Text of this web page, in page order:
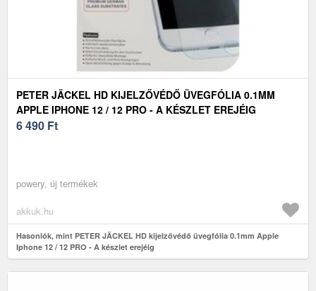
PETER JÄCKEL HD KIJELZŐVÉDŐ ÜVEGFÓLIA 0.1MM
APPLE IPHONE 12 / 12 PRO - A KÉSZLET EREJÉIG
6 490 Ft
powery, új termékek
akkuk.hu
Hasonlók, mint PETER JÄCKEL HD kijelzővédő üvegfólia 0.1mm Apple
Iphone 12 / 12 PRO - A készlet erejéig